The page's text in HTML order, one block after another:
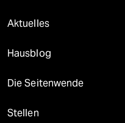
Aktuelles
Hausblog
Die Seitenwende
Stellen